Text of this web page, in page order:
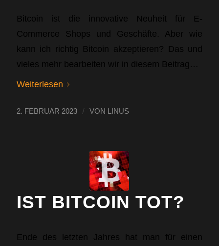
Bitcoin ist die innovative Neuheit für E-
Commerce Shops und Geschäfte. Aber wie
kann ich richtig Bitcoin akzeptieren? Das und
vieles mehr bearbeiten wir in diesem Beitrag…
Weiterlesen
2. FEBRUAR 2023 / VON LINUS
IST BITCOIN TOT?
Ende des letzten Jahres hat man für einen